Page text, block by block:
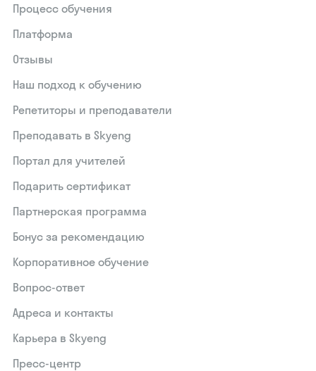
Процесс обучения
Платформа
Отзывы
Наш подход к обучению
Репетиторы и преподаватели
Преподавать в Skyeng
Портал для учителей
Подарить сертификат
Партнерская программа
Бонус за рекомендацию
Корпоративное обучение
Вопрос-ответ
Адреса и контакты
Карьера в Skyeng
Пресс-центр